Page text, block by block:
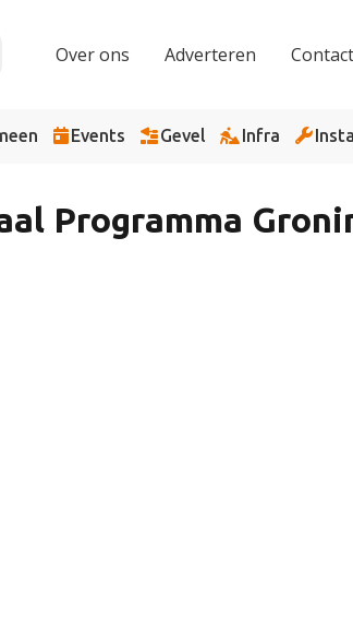
Over ons Adverteren Contact
Events Gevel Infra
Programma